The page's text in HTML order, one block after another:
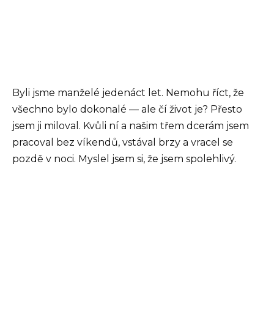
Byli jsme manželé jedenáct let. Nemohu říct, že
všechno bylo dokonalé — ale čí život je? Přesto
jsem ji miloval. Kvůli ní a našim třem dcerám jsem
pracoval bez víkendů, vstával brzy a vracel se
pozdě v noci. Myslel jsem si, že jsem spolehlivý.